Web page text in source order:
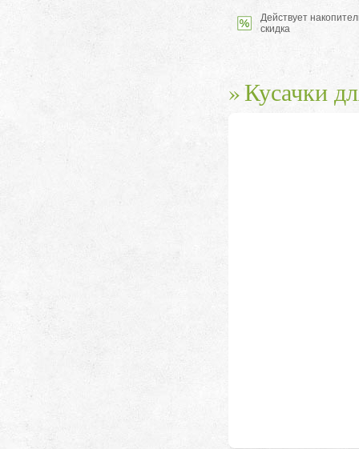
Действует
скидка
Кусачки